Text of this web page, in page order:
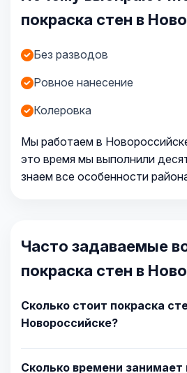
покраска стен в
Без разводов
Ровное нанесение
Колеровка
Мы работаем в
это время мы выполнили
знаем все особенности
Часто задаваемые
покраска стен в
Сколько стоит покраска
Новороссийске?
Сколько времени занимает